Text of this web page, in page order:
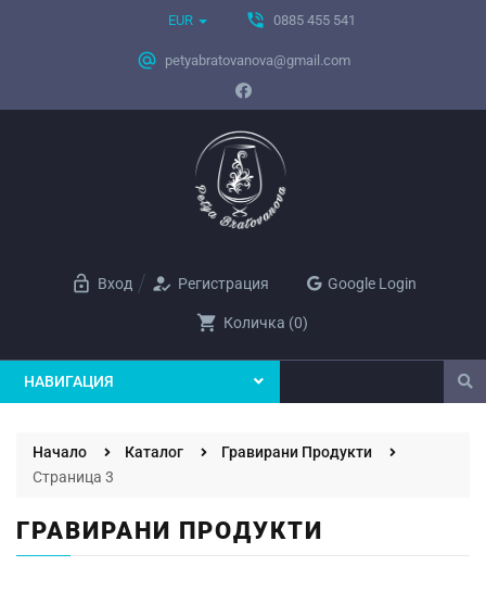
EUR phone_in_talk 0885 455 541
alternate_email petyabratovanova@gmail.com
lock_open Вход how_to_reg Регистрация Google Login
shopping_cart Количка (0)
НАВИГАЦИЯ
Начало Каталог
Гравирани Продукти
Страница 3
ГРАВИРАНИ ПРОДУКТИ